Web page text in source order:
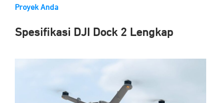
Proyek Anda
Spesifikasi DJI Dock 2 Lengkap